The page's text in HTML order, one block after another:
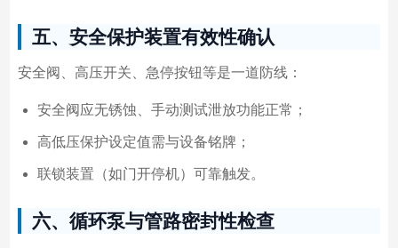
五、安全保护装置有效性确认
安全阀、高压开关、急停按钮等是一道防线：
安全阀应无锈蚀、手动测试泄放功能正常；
高低压保护设定值需与设备铭牌；
联锁装置（如门开停机）可靠触发。
六、循环泵与管路密封性检查